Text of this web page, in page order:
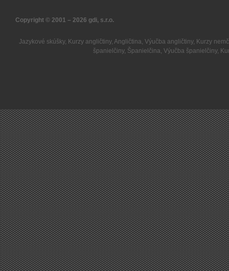
Copyright © 2001 – 2026 gdi, s.r.o.
Jazykové skúšky, Kurzy angličtiny, Angličtina, Výučba angličtiny, Kurzy
španielčiny, Španielčina, Výučba španielčiny,